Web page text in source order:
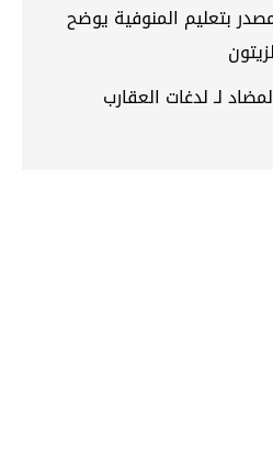
بتعليم المنوفية يوضح
لـ لدغات العقارب